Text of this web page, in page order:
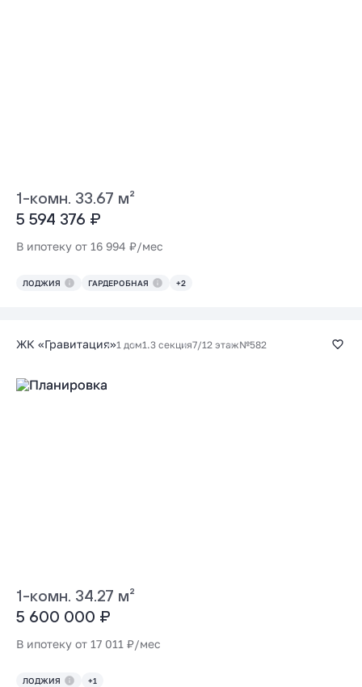
1-комн. 33.67 м²
5 594 376 ₽
В ипотеку от 16 994 ₽/мес
ЛОДЖИЯ ГАРДЕРОБНАЯ +2
ЖК «Гравитация»1 дом1.3 секция7/12 этаж№582
1-комн. 34.27 м²
5 600 000 ₽
В ипотеку от 17 011 ₽/мес
ЛОДЖИЯ +1